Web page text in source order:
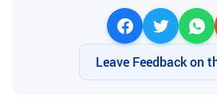
Leave Feedback on